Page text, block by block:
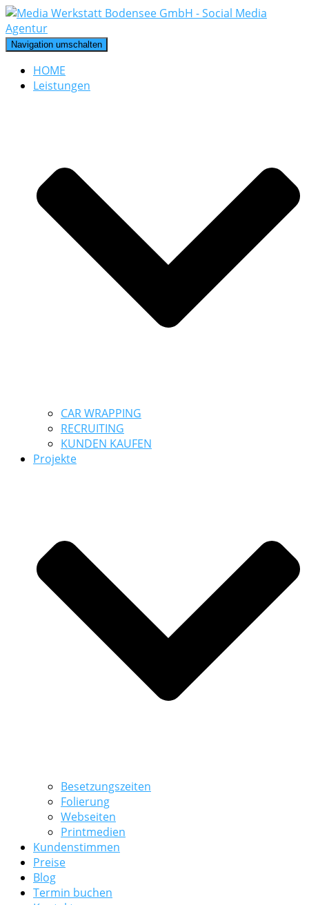
Navigation umschalten
HOME
Leistungen
CAR WRAPPING
RECRUITING
KUNDEN KAUFEN
Projekte
Besetzungszeiten
Folierung
Webseiten
Printmedien
Kundenstimmen
Preise
Blog
Termin buchen